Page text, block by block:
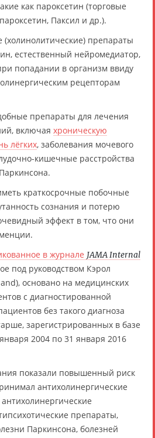
как пароксетин (торговые
Паксил и др.).
(холинолитические) препараты
естественный нейромедиатор,
попадании в организм ввиду
рецепторам
препараты для лечения
включая хроническую
лёгких, заболевания мочевого
кишечные расстройства
краткосрочные побочные
сознания и потерю
эффект в том, что они
в журнале JAMA Internal
под руководством Кэрол
основано на медицинских
с диагностированной
без такого диагноза
зарегистрированных в базе
2004 по 31 января 2016
показали повышенный риск
антихолинергические
препараты,
Паркинсона, болезней